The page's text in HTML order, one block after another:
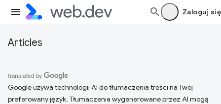
Zaloguj się
Articles
Google używa technologii AI do tłumaczenia treści na Twój
preferowany język. Tłumaczenia wygenerowane przez AI mogą